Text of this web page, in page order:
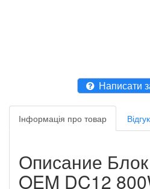
Написати
Інформація про товар
Описание
OEM DC12